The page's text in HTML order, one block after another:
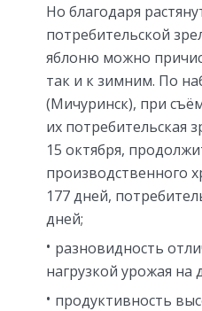
Но благодаря
потребительской
яблоню можно
так и к зимним. По
(Мичуринск), при
их потребительская
15 октября,
производственного
177 дней,
дней;
разновидность
нагрузкой урожая на
продуктивность